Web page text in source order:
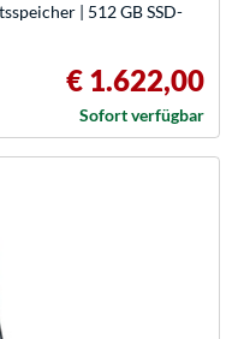
| 512 GB SSD-
€ 1.622,00
Sofort verfügbar